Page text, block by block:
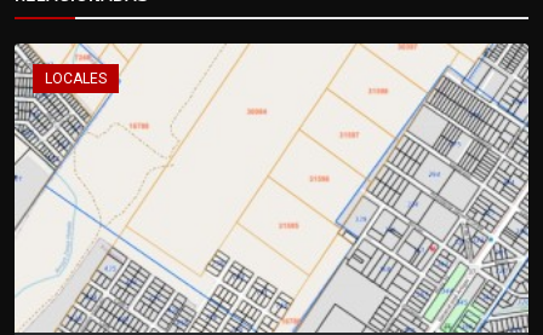
LOCALES